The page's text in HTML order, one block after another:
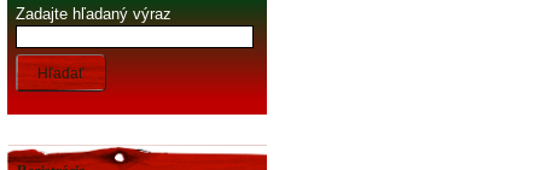
Zadajte hľadaný výraz
Hľadať